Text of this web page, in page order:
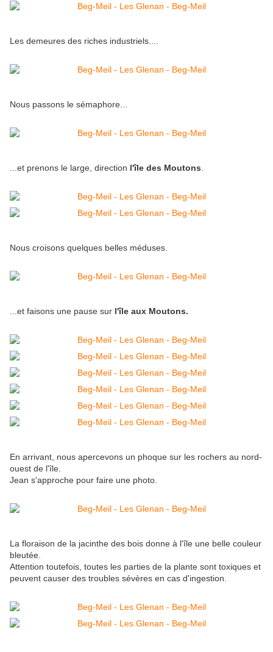
Les demeures des riches industriels....
Nous passons le sémaphore...
...et prenons le large, direction l'île des Moutons
Nous croisons quelques belles méduses.
...et faisons une pause sur l'île aux Moutons.
En arrivant, nous apercevons un phoque sur les rochers au nord-
ouest de l'île.
Jean s'approche pour faire une photo.
La floraison de la jacinthe des bois donne à l'île une belle couleur
bleutée.
Attention toutefois, toutes les parties de la plante sont toxiques et
peuvent causer des troubles sévères en cas d'ingestion.